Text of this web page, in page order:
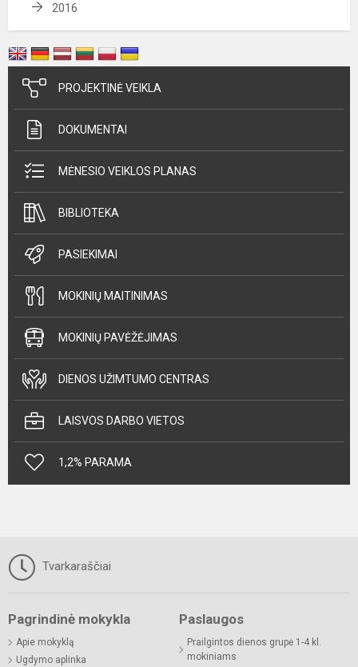
2016
PROJEKTINĖ VEIKLA
DOKUMENTAI
MĖNESIO VEIKLOS PLANAS
BIBLIOTEKA
PASIEKIMAI
MOKINIŲ MAITINIMAS
MOKINIŲ PAVĖŽĖJIMAS
DIENOS UŽIMTUMO CENTRAS
LAISVOS DARBO VIETOS
1,2% PARAMA
Tvarkaraščiai
Pagrindinė mokykla
Apie mokyklą
Ugdymo aplinka
Paslaugos
Prailgintos dienos grupė 1-4 kl.
mokiniams